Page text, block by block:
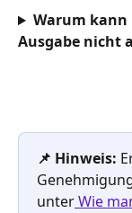
Warum
Ausgabe nicht
📌 Hinweis:
unter Wie